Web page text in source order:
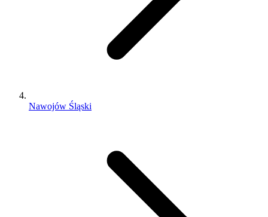
Nawojów Śląski